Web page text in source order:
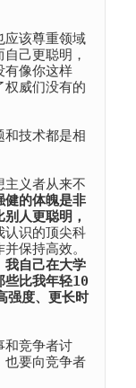
应该尊重领域
己更聪明，
有像你这样
权威们没有的
和技术都是相
主义者从来不
健的体魄是非
人更聪明，
认识的顶尖科
保持高效。
我自己在大学
些比我年轻10
强度、更长时
和竞争者讨
也要向竞争者